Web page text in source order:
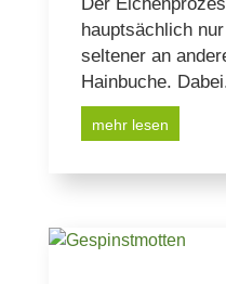
hauptsächlich
seltener an
Hainbuche.
mehr lesen